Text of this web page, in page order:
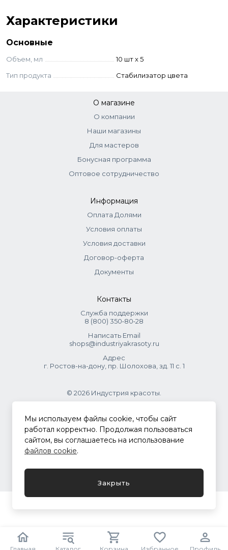
Характеристики
Основные
Объем, мл
10 шт x 5
Тип продукта
Стабилизатор цвета
О магазине
О компании
Наши магазины
Для мастеров
Бонусная программа
Оптовое сотрудничество
Информация
Оплата Долями
Условия оплаты
Условия доставки
Договор-оферта
Документы
Контакты
Служба поддержки
8 (800) 350‑80‑28
Написать Email
shops@industriyakrasoty.ru
Адрес
г. Ростов-на-дону, пр. Шолохова, зд. 11 с. 1
© 2026 Индустрия красоты.
.
Политика конфиденциальности
Мы используем файлы cookie, чтобы сайт
работал корректно. Продолжая пользоваться
сайтом, вы соглашаетесь на использование
файлов cookie.
Закрыть